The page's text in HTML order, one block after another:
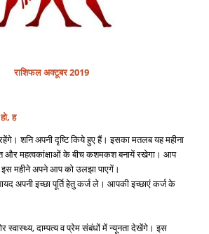
राशिफल अक्टूबर 2019
ह
शनि अपनी दृष्टि किये हुए हैं। इसका मतलब यह महीना
और महत्वकांक्षाओं के बीच कशमकश बनायें रखेगा। आप
इस महीने अपने आप को उलझा पाएगें।
अपनी इच्छा पूर्ति हेतु कर्ज ले। आपकी इच्छाएं कर्ज के
स्वास्थ्य, दाम्पत्य व प्रेम संबंधों में न्यूनता देखेंगे। इस